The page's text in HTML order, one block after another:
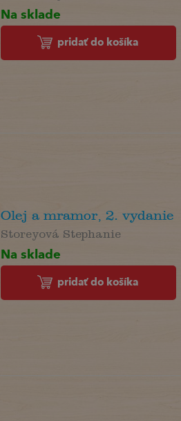
Na sklade
pridať do košíka
Olej a mramor, 2. vydanie
Storeyová Stephanie
Na sklade
pridať do košíka